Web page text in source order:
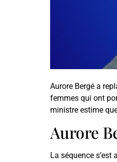
Aurore Bergé a
femmes qui ont
ministre estime
Aurore
La séquence s’est